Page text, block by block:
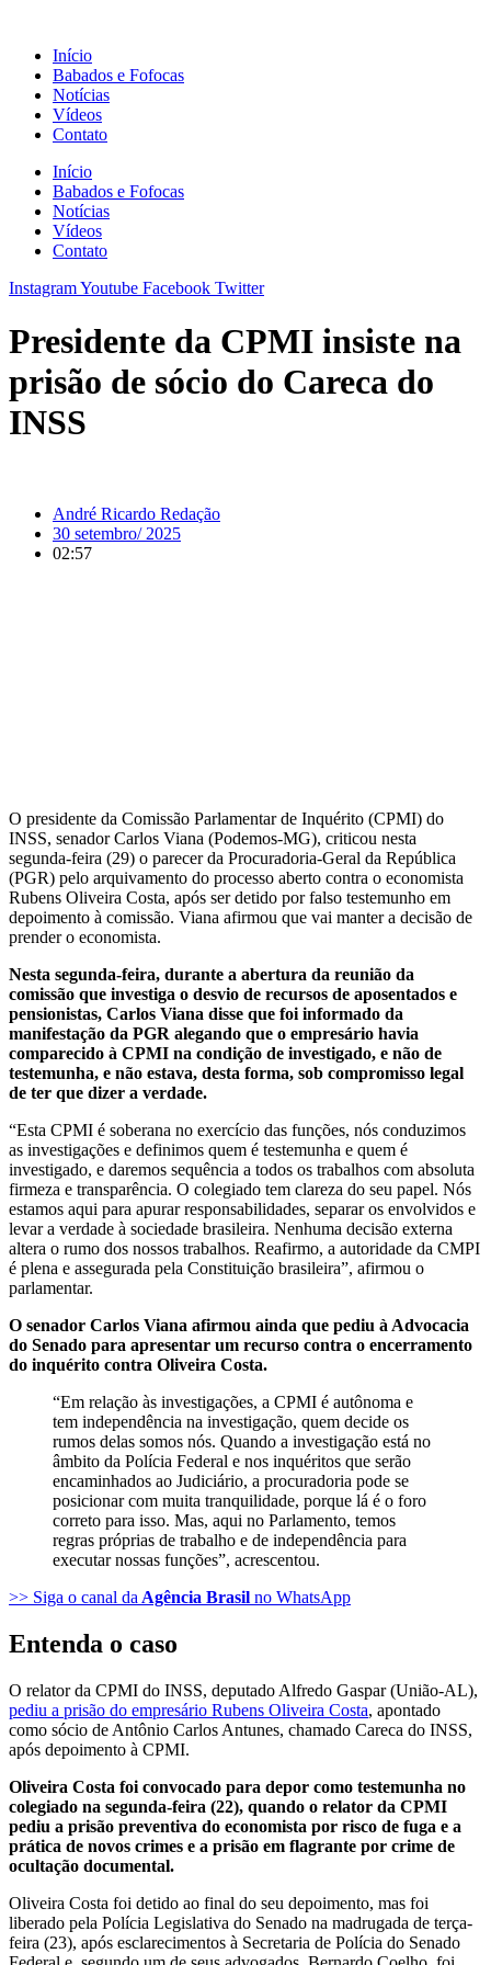
conteúdo
Início
Babados e Fofocas
Notícias
Vídeos
Contato
Início
Babados e Fofocas
Notícias
Vídeos
Contato
InstagramYoutube Facebook Twitter
Presidente da CPMI insiste na
prisão de sócio do Careca do
INSS
André Ricardo Redação
30 setembro/ 2025
02:57
O presidente da Comissão Parlamentar de Inquérito (CPMI) do
INSS, senador Carlos Viana (Podemos-MG), criticou nesta
segunda-feira (29) o parecer da Procuradoria-Geral da República
(PGR) pelo arquivamento do processo aberto contra o economista
Rubens Oliveira Costa, após ser detido por falso testemunho em
depoimento à comissão. Viana afirmou que vai manter a decisão de
prender o economista.
Nesta segunda-feira, durante a abertura da reunião da
comissão que investiga o desvio de recursos de aposentados e
pensionistas, Carlos Viana disse que foi informado da
manifestação da PGR alegando que o empresário havia
comparecido à CPMI na condição de investigado, e não de
testemunha, e não estava, desta forma, sob compromisso legal
de ter que dizer a verdade.
“Esta CPMI é soberana no exercício das funções, nós conduzimos
as investigações e definimos quem é testemunha e quem é
investigado, e daremos sequência a todos os trabalhos com absoluta
firmeza e transparência. O colegiado tem clareza do seu papel. Nós
estamos aqui para apurar responsabilidades, separar os envolvidos e
levar a verdade à sociedade brasileira. Nenhuma decisão externa
altera o rumo dos nossos trabalhos. Reafirmo, a autoridade da CMPI
é plena e assegurada pela Constituição brasileira”, afirmou o
parlamentar.
O senador Carlos Viana afirmou ainda que pediu à Advocacia
do Senado para apresentar um recurso contra o encerramento
do inquérito contra Oliveira Costa.
“Em relação às investigações, a CPMI é autônoma e
tem independência na investigação, quem decide os
rumos delas somos nós. Quando a investigação está no
âmbito da Polícia Federal e nos inquéritos que serão
encaminhados ao Judiciário, a procuradoria pode se
posicionar com muita tranquilidade, porque lá é o foro
correto para isso. Mas, aqui no Parlamento, temos
regras próprias de trabalho e de independência para
executar nossas funções”, acrescentou.
>> Siga o canal da Agência Brasil no WhatsApp
Entenda o caso
O relator da CPMI do INSS, deputado Alfredo Gaspar (União-AL),
pediu a prisão do empresário Rubens Oliveira Costa, apontado
como sócio de Antônio Carlos Antunes, chamado Careca do INSS,
após depoimento à CPMI.
Oliveira Costa foi convocado para depor como testemunha no
colegiado na segunda-feira (22), quando o relator da CPMI
pediu a prisão preventiva do economista por risco de fuga e a
prática de novos crimes e a prisão em flagrante por crime de
ocultação documental.
Oliveira Costa foi detido ao final do seu depoimento, mas foi
liberado pela Polícia Legislativa do Senado na madrugada de terça-
feira (23), após esclarecimentos à Secretaria de Polícia do Senado